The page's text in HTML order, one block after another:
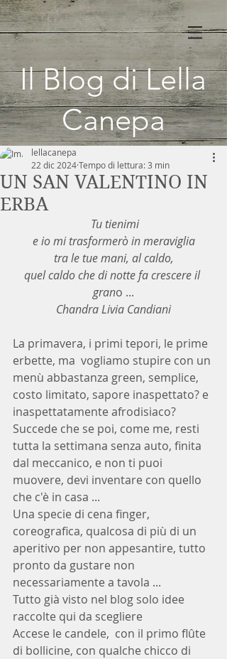
Il Blog di Lella
Canepa
UN SAN VALENTINO IN
ERBA
lellacanepa
22 dic 2024Tempo di lettura: 3 min
Tu tienimi
e io mi trasformerò in meraviglia
tra le tue mani, al caldo,
quel caldo che di notte fa crescere il
grano ...
Chandra Livia Candiani
La primavera, i primi tepori, le prime
erbette, ma  vogliamo stupire con un
menù abbastanza green, semplice,
costo limitato, sapore inaspettato? e
inaspettatamente afrodisiaco?
Succede che se poi, come me, resti
tutta la settimana senza auto, finita
dal meccanico, e non ti puoi
muovere, devi inventare con quello
che c'è in casa ...
Una specie di cena finger,
coreografica, qualcosa di più di un
aperitivo per non appesantire, tutto
pronto da gustare non
necessariamente a tavola ...
Tutto già visto nel blog solo idee
raccolte qui da scegliere
Accese le candele,  con il primo flûte
di bollicine, con qualche chicco di